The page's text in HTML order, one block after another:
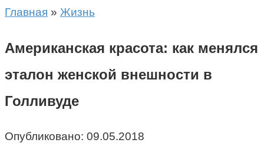
Главная » Жизнь
Американская красота: как менялся
эталон женской внешности в
Голливуде
Опубликовано: 09.05.2018